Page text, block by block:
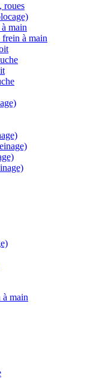
roues
main
frein à main
à main